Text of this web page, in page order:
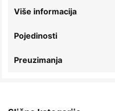
Pojedinosti
Više informacija
Preuzimanja